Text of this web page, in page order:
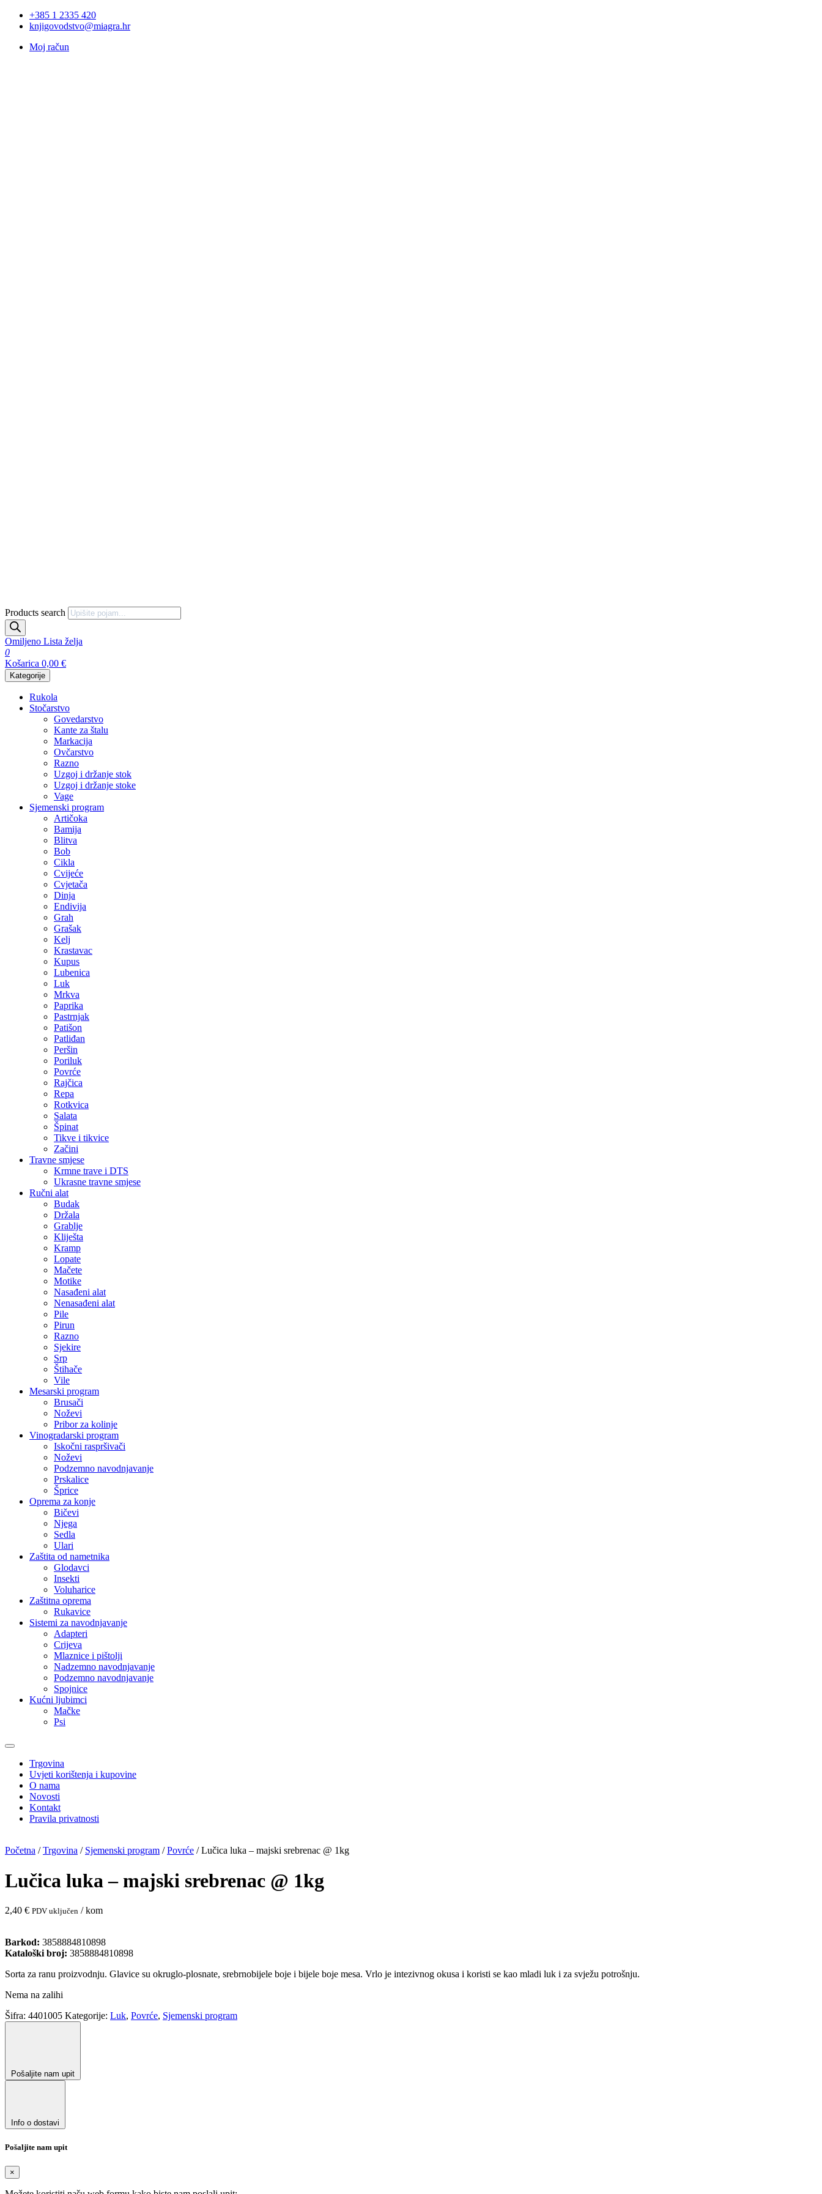
+385 1 2335 420
knjigovodstvo@miagra.hr
Moj račun
Products search
Omiljeno Lista želja
0
Košarica 0,00 €
Kategorije
Rukola
Stočarstvo
Govedarstvo
Kante za štalu
Markacija
Ovčarstvo
Razno
Uzgoj i držanje stok
Uzgoj i držanje stoke
Vage
Sjemenski program
Artičoka
Bamija
Blitva
Bob
Cikla
Cvijeće
Cvjetača
Dinja
Endivija
Grah
Grašak
Kelj
Krastavac
Kupus
Lubenica
Luk
Mrkva
Paprika
Pastrnjak
Patišon
Patliđan
Peršin
Poriluk
Povrće
Rajčica
Repa
Rotkvica
Salata
Špinat
Tikve i tikvice
Začini
Travne smjese
Krmne trave i DTS
Ukrasne travne smjese
Ručni alat
Budak
Držala
Grablje
Kliješta
Kramp
Lopate
Mačete
Motike
Nasađeni alat
Nenasađeni alat
Pile
Pirun
Razno
Sjekire
Srp
Štihače
Vile
Mesarski program
Brusači
Noževi
Pribor za kolinje
Vinogradarski program
Iskočni raspršivači
Noževi
Podzemno navodnjavanje
Prskalice
Šprice
Oprema za konje
Bičevi
Njega
Sedla
Ulari
Zaštita od nametnika
Glodavci
Insekti
Voluharice
Zaštitna oprema
Rukavice
Sistemi za navodnjavanje
Adapteri
Crijeva
Mlaznice i pištolji
Nadzemno navodnjavanje
Podzemno navodnjavanje
Spojnice
Kućni ljubimci
Mačke
Psi
Trgovina
Uvjeti korištenja i kupovine
O nama
Novosti
Kontakt
Pravila privatnosti
Početna /Trgovina / Sjemenski program /Povrće / Lučica luka – majski srebrenac @ 1kg
Lučica luka – majski srebrenac @ 1kg
2,40 € PDV uključen / kom
Barkod: 3858884810898
Kataloški broj: 3858884810898
Sorta za ranu proizvodnju. Glavice su okruglo-plosnate, srebrnobijele boje i bijele boje mesa. Vrlo je intezivnog okusa i koristi se kao mladi luk i za svježu potrošnju.
Nema na zalihi
Šifra: 4401005 Kategorije: Luk, Povrće, Sjemenski program
Pošaljite nam upit
Info o dostavi
Pošaljite nam upit
×